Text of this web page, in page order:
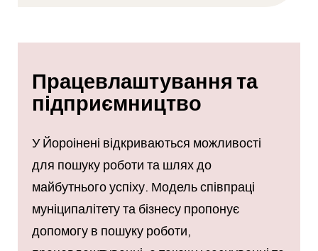
Працевлаштування та
підприємництво
У Йороінені відкриваються можливості
для пошуку роботи та шлях до
майбутнього успіху. Модель співпраці
муніципалітету та бізнесу пропонує
допомогу в пошуку роботи,